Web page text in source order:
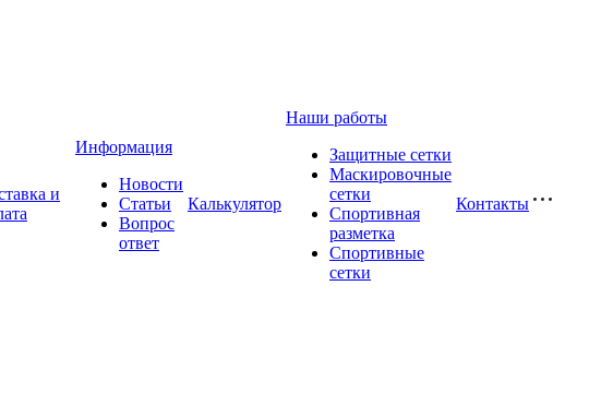
и
Информация
Новости
Статьи
Вопрос
ответ
Калькулятор
Наши работы
Защитные сетки
Маскировочные
сетки
Спортивная
разметка
Спортивные
сетки
Контакты